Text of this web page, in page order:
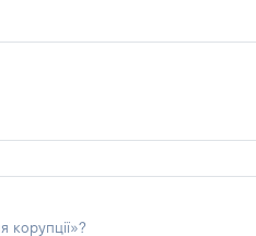
корупції»?